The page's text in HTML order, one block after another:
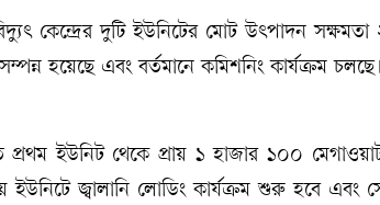
কেন্দ্রের দুটি ইউনিটের মোট উৎপাদন
হয়েছে এবং বর্তমানে কমিশনিং কার্যক্রম চলছে।
ইউনিট থেকে প্রায় ১ হাজার ১০০
জ্বালানি লোডিং কার্যক্রম শুরু হবে এবং